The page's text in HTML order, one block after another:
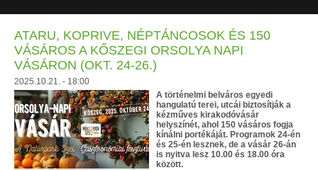
ATARU, KOPRIVE, NÉPTÁNCOSOK ÉS 150
VÁSÁROS A KŐSZEGI ORSOLYA NAPI
VÁSÁRON (OKT. 24-26.)
2025.10.21. - 18:00
A történelmi belváros egyedi
hangulatú terei, utcái biztosítják a
kézműves kirakodóvásár
helyszínét, ahol 150 vásáros fogja
kínálni portékáját. Programok 24-én
és 25-én lesznek, de a vásár 26-án
is nyitva lesz 10.00 és 18.00 óra
között.